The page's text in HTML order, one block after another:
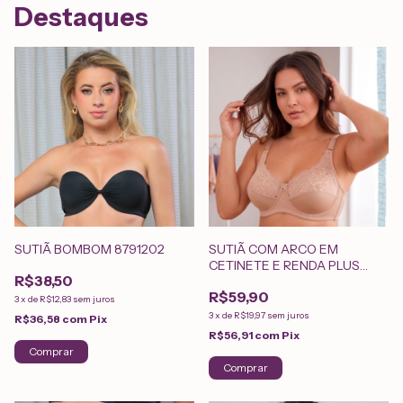
Destaques
SUTIÃ BOMBOM 8791202
R$38,50
3x de R$12,83 sem juros
R$36,58 com Pix
Comprar
SUTIÃ COM ARCO EM
CETINETE E RENDA PLUS
R$59,90
3x de R$19,97 sem juros
R$56,91 com Pix
Comprar